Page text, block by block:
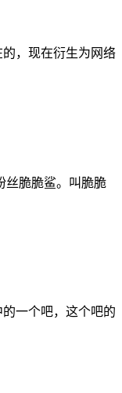
，现在衍生为网络
丝脆脆鲨。叫脆脆
一个吧，这个吧的